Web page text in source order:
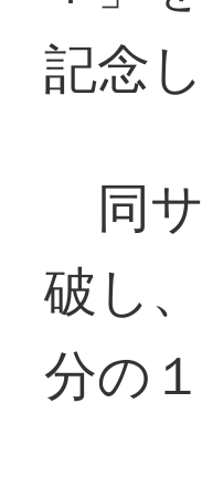
記念
同
破し
分の